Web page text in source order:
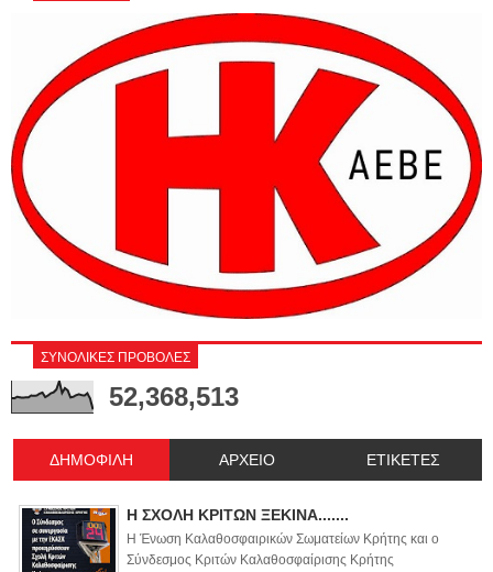
ΣΥΝΟΛΙΚΕΣ ΠΡΟΒΟΛΕΣ
52,368,513
ΔΗΜΟΦΙΛΗ ΑΡΧΕΙΟ ΕΤΙΚΕΤΕΣ
Η ΣΧΟΛΗ ΚΡΙΤΩΝ ΞΕΚΙΝΑ.......
Η Ένωση Καλαθοσφαιρικών Σωματείων Κρήτης και ο
Σύνδεσμος Κριτών Καλαθοσφαίρισης Κρήτης